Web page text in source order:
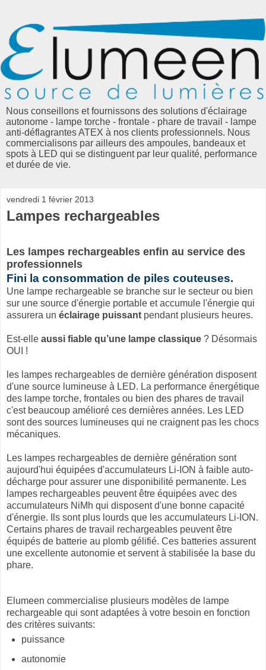
Nous conseillons et fournissons des solutions d'éclairage
autonome - lampe torche - frontale - phare de travail - lampe
anti-déflagrantes ATEX à nos clients professionnels. Nous
commercialisons par ailleurs des ampoules, bandeaux et
spots à LED qui se distinguent par leur qualité, performance
et durée de vie.
vendredi 1 février 2013
Lampes rechargeables
Les lampes rechargeables enfin au service des
professionnels
Fini la consommation de piles couteuses.
Une lampe rechargeable se branche sur le secteur ou bien
sur une source d'énergie portable et accumule l'énergie qui
assurera un éclairage puissant pendant plusieurs heures.
Est-elle aussi fiable qu’une lampe classique ? Désormais
OUI !
les lampes rechargeables de dernière génération disposent
d'une source lumineuse à LED. La performance énergétique
des lampe torche, frontales ou bien des phares de travail
c'est beaucoup amélioré ces dernières années. Les LED
sont des sources lumineuses qui ne craignent pas les chocs
mécaniques.
Les lampes rechargeables de dernière génération sont
aujourd'hui équipées d'accumulateurs Li-ION à faible auto-
décharge pour assurer une disponibilité permanente. Les
lampes rechargeables peuvent être équipées avec des
accumulateurs NiMh qui disposent d'une bonne capacité
d'énergie. Ils sont plus lourds que les accumulateurs Li-ION.
Certains phares de travail rechargeables peuvent être
équipés de batterie au plomb gélifié. Ces batteries assurent
une excellente autonomie et servent à stabilisée la base du
phare.
Elumeen commercialise plusieurs modèles de lampe
rechargeable qui sont adaptées à votre besoin en fonction
des critères suivants:
puissance
autonomie